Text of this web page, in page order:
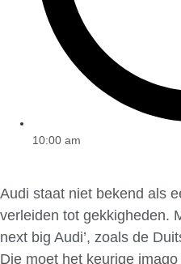
10:00 am
Audi staat niet bekend als
verleiden tot gekkigheden.
next big Audi’, zoals de
Die moet het keurige